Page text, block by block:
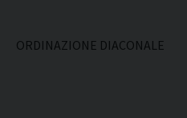
ORDINAZIONE DIACONALE